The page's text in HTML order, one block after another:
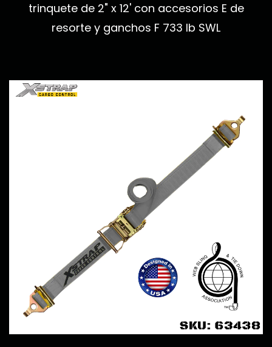
trinquete de 2" x 12' con accesorios E de
resorte y ganchos F 733 lb SWL